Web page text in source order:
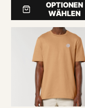
OPTIONEN
WÄHLEN